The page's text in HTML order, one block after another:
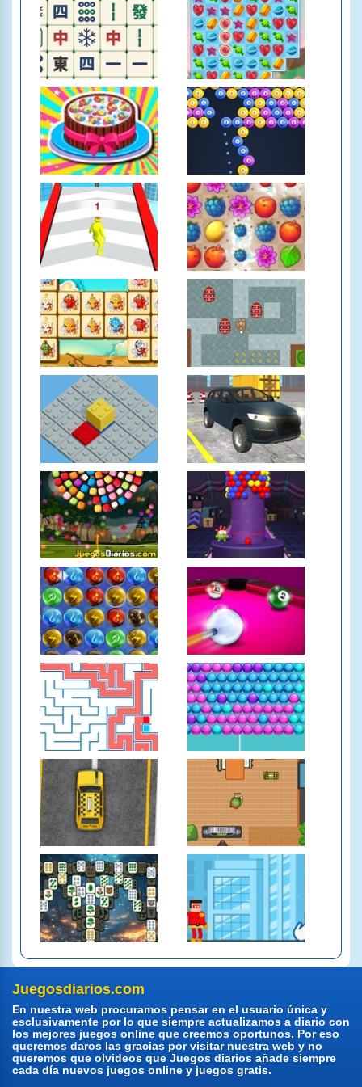
Juegosdiarios.com
En nuestra web procuramos pensar en el usuario única y
esclusivamente por lo que siempre actualizamos a diario con
los mejores juegos online que creemos oportunos. Por eso
queremos daros las gracias por visitar nuestra web y no
queremos que olvideos que Juegos diarios añade siempre
cada día nuevos juegos online y juegos gratis.